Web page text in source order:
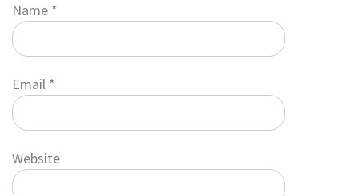
Name *
Email *
Website